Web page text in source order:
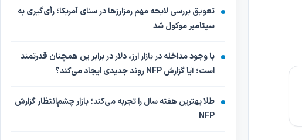
تعویق بررسی لایحه مهم رمزارزها در سنای آمریکا؛ رأی‌گیری به
سپتامبر موکول شد
با وجود مداخله در بازار ارز، دلار در برابر ین همچنان قدرتمند
است؛ آیا گزارش NFP روند جدیدی ایجاد می‌کند؟
طلا بهترین هفته سال را تجربه می‌کند؛ بازار چشم‌انتظار گزارش
NFP